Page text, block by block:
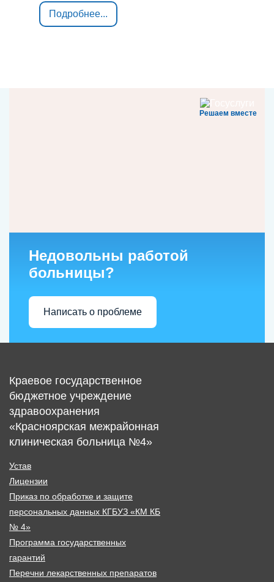
Подробнее...
Решаем вместе
Недовольны работой
больницы?
Написать о проблеме
Краевое государственное
бюджетное учреждение
здравоохранения
«Красноярская межрайонная
клиническая больница №4»
Устав
Лицензии
Приказ по обработке и защите
персональных данных КГБУЗ «КМ КБ
№ 4»
Программа государственных
гарантий
Перечни лекарственных препаратов